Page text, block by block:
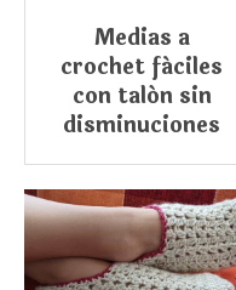
Medias a
crochet fáciles
con talón sin
disminuciones